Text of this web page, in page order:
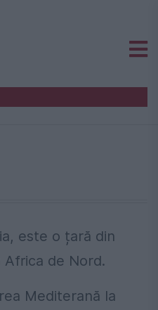
este o țară din
de Nord.
Mediterană la